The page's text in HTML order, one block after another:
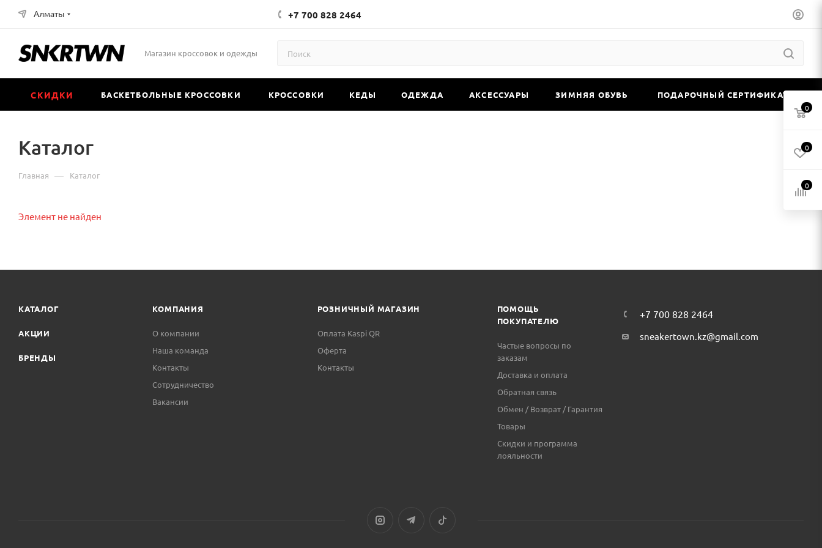
Алматы +7 700 828 2464
Магазин кроссовок и одежды
СКИДКИ БАСКЕТБОЛЬНЫЕ КРОССОВКИ КРОССОВКИ КЕДЫ ОДЕЖДА АКСЕССУАРЫ ЗИМНЯЯ ОБУВЬ ПОДАРОЧНЫЙ СЕРТИФИКАТ
Каталог
Главная — Каталог
Элемент не найден
КАТАЛОГ
АКЦИИ
БРЕНДЫ
КОМПАНИЯ
О компании
Наша команда
Контакты
Сотрудничество
Вакансии
РОЗНИЧНЫЙ МАГАЗИН
Оплата Kaspi QR
Оферта
Контакты
ПОМОЩЬ
ПОКУПАТЕЛЮ
Частые вопросы по
заказам
Доставка и оплата
Обратная связь
Обмен / Возврат / Гарантия
Товары
Скидки и программа
лояльности
+7 700 828 2464
sneakertown.kz@gmail.com
0
0
0